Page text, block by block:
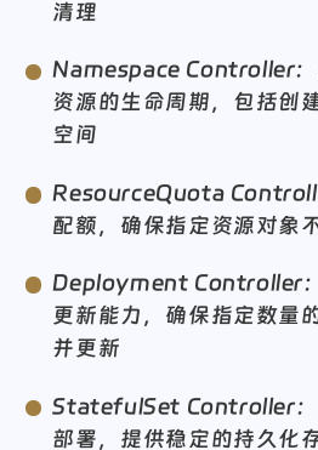
理节点故障时的响应，并
Namespace Controller
资源的生命周期，包括创
ResourceQuota
Deployment Controller
更新能力，确保指定数量
StatefulSet Controller：